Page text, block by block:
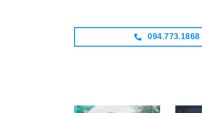
094.773.1868